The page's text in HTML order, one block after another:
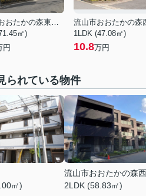
流山市おおたかの森東３丁目
㎡)
円
1LDK (47.08㎡)
10.8万円
られている物件
㎡)
流山市おおたかの森
2LDK (58.83㎡)